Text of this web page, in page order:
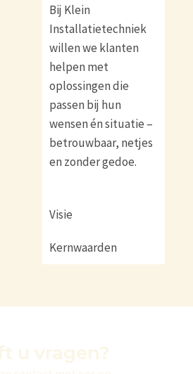
Bij Klein
Installatietechniek
willen we klanten
helpen met
oplossingen die
passen bij hun
wensen én situatie –
betrouwbaar, netjes
en zonder gedoe.
Visie
Kernwaarden
u vragen?